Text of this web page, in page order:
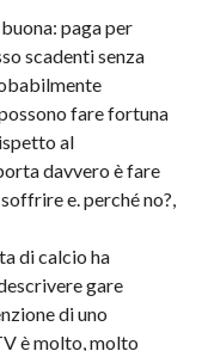
paga per
scadenti senza
fare fortuna
al
davvero è fare
e. perché no?,
di calcio ha
gare
di uno
è molto, molto